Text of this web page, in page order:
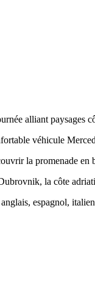
alliant paysages
véhicule
la promenade en
la côte
espagnol,